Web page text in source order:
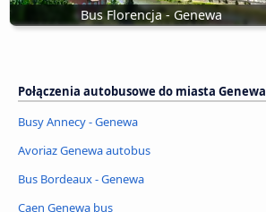
Bus Florencja - Genewa
Połączenia autobusowe do miasta Genewa
Busy Annecy - Genewa
Avoriaz Genewa autobus
Bus Bordeaux - Genewa
Caen Genewa bus